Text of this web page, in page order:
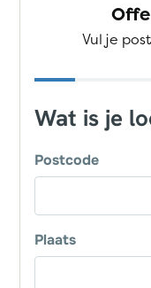
Vul je